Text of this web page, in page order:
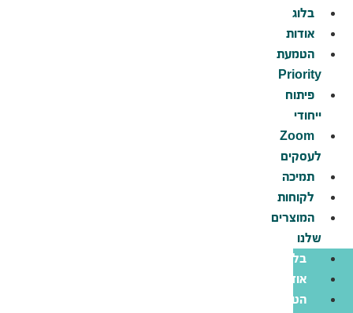
דלג
לתוכן
בלוג
אודות
הטמעת
Priority
פיתוח
ייחודי
Zoom
לעסקים
תמיכה
לקוחות
המוצרים
שלנו
בלוג
אודות
הטמעת